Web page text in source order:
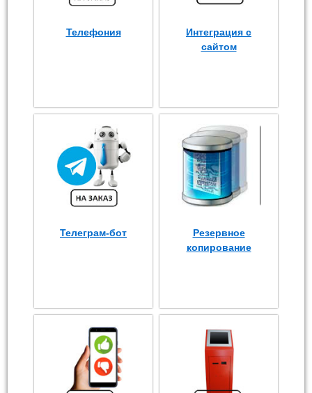
Телефония
Интеграция с
сайтом
Телеграм-бот
Резервное
копирование